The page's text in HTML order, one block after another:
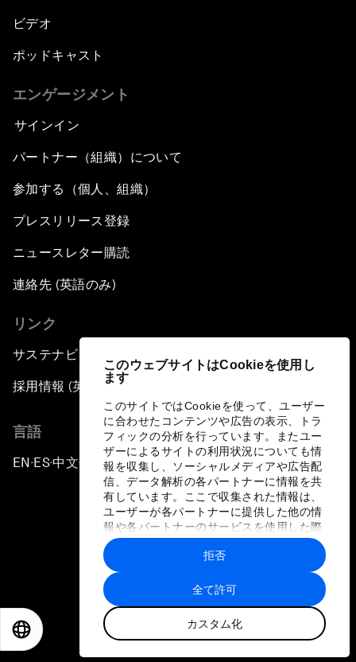
このウェブサイトはCookieを使用し
ます
このサイトではCookieを使って、ユーザー
に合わせたコンテンツや広告の表示、トラ
フィックの分析を行っています。またユー
ザーによるサイトの利用状況についても情
報を収集し、ソーシャルメディアや広告配
信、データ解析の各パートナーに情報を共
有しています。ここで収集された情報は、
ユーザーが各パートナーに提供した他の情
報や各パートナーのサービスを使用した際
に収集された情報と組み合わされ、各パー
トナーによって使用されることがありま
す。
全て許可
カスタム化
拒否
ビデオ
ポッドキャスト
エンゲージメント
サインイン
パートナー（組織）について
参加する（個人、組織）
プレスリリース登録
ニュースレター購読
連絡先 (英語のみ)
リンク
サステナビリティへの取り組み
採用情報 (英語のみ)
言語
EN ▪ES▪中文▪ 日本語
プライバシーポリシーと利用規約
サイトマップ
©
世界経済フォーラム